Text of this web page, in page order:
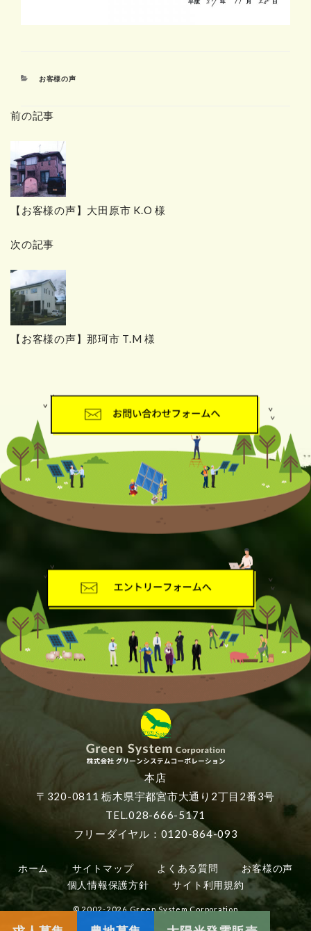
カ
リ
お客様の声
前の記事
【お客様の声】大田原市 K.O 様
次の記事
【お客様の声】那珂市 T.M 様
本店
〒320-0811 栃木県宇都宮市大通り2丁目2番3号
TEL.028-666-5171
フリーダイヤル：0120-864-093
ホーム サイトマップ よくある質問
お客様の声
個人情報保護方針
サイト利用規約
© 2002-2026 Green System Corporation